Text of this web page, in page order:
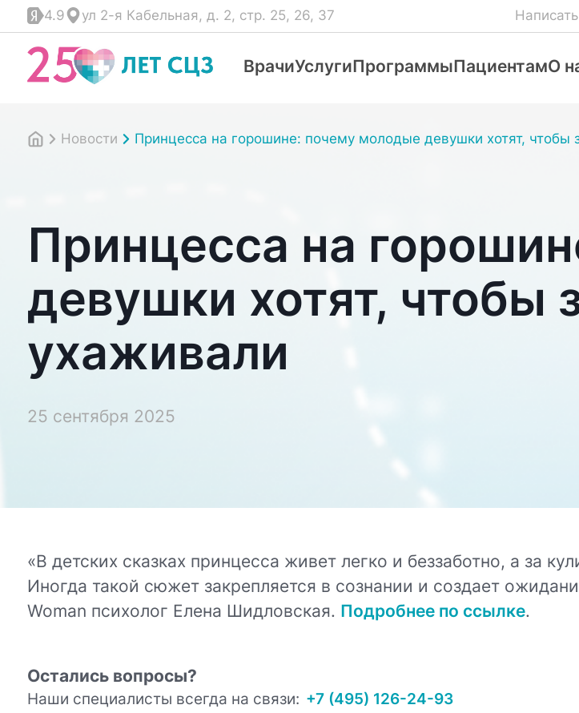
4.9 ул 2-я Кабельная, д. 2, стр. 25, 26, 37
ВрачиУслугиПрограммыПациентамО
Новости Принцесса на горошине: почему молодые девушки хотят, чтобы
Принцесса на
девушки хотят, чтобы
ухаживали
25 сентября 2025
«В детских сказках принцесса живет легко и беззаботно, а за
Иногда такой сюжет закрепляется в сознании и создает
Woman психолог Елена Шидловская. Подробнее по ссылке.
Остались вопросы?
Наши специалисты всегда на связи: +7 (495) 126-24-93